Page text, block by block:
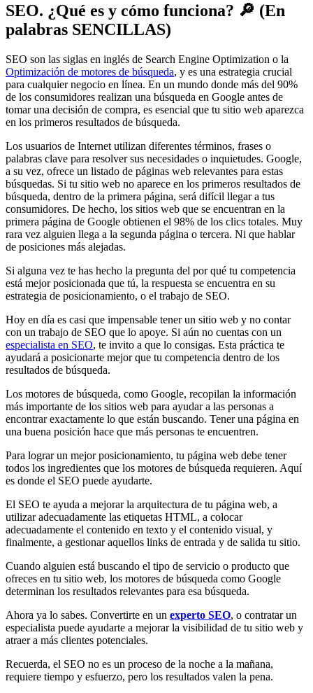
SEO. ¿Qué es y cómo funciona? 🔎 (En
palabras SENCILLAS)
SEO son las siglas en inglés de Search Engine Optimization o la
Optimización de motores de búsqueda, y es una estrategia crucial
para cualquier negocio en línea. En un mundo donde más del 90%
de los consumidores realizan una búsqueda en Google antes de
tomar una decisión de compra, es esencial que tu sitio web aparezca
en los primeros resultados de búsqueda.
Los usuarios de Internet utilizan diferentes términos, frases o
palabras clave para resolver sus necesidades o inquietudes. Google,
a su vez, ofrece un listado de páginas web relevantes para estas
búsquedas. Si tu sitio web no aparece en los primeros resultados de
búsqueda, dentro de la primera página, será difícil llegar a tus
consumidores. De hecho, los sitios web que se encuentran en la
primera página de Google obtienen el 98% de los clics totales. Muy
rara vez alguien llega a la segunda página o tercera. Ni que hablar
de posiciones más alejadas.
Si alguna vez te has hecho la pregunta del por qué tu competencia
está mejor posicionada que tú, la respuesta se encuentra en su
estrategia de posicionamiento, o el trabajo de SEO.
Hoy en día es casi que impensable tener un sitio web y no contar
con un trabajo de SEO que lo apoye. Si aún no cuentas con un
especialista en SEO, te invito a que lo consigas. Esta práctica te
ayudará a posicionarte mejor que tu competencia dentro de los
resultados de búsqueda.
Los motores de búsqueda, como Google, recopilan la información
más importante de los sitios web para ayudar a las personas a
encontrar exactamente lo que están buscando. Tener una página en
una buena posición hace que más personas te encuentren.
Para lograr un mejor posicionamiento, tu página web debe tener
todos los ingredientes que los motores de búsqueda requieren. Aquí
es donde el SEO puede ayudarte.
El SEO te ayuda a mejorar la arquitectura de tu página web, a
utilizar adecuadamente las etiquetas HTML, a colocar
adecuadamente el contenido en texto y el contenido visual, y
finalmente, a gestionar aquellos links de entrada y de salida tu sitio.
Cuando alguien está buscando el tipo de servicio o producto que
ofreces en tu sitio web, los motores de búsqueda como Google
determinan los resultados relevantes para esa búsqueda.
Ahora ya lo sabes. Convertirte en un experto SEO, o contratar un
especialista puede ayudarte a mejorar la visibilidad de tu sitio web y
atraer a más clientes potenciales.
Recuerda, el SEO no es un proceso de la noche a la mañana,
requiere tiempo y esfuerzo, pero los resultados valen la pena.